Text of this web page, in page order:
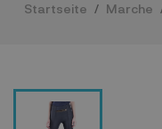
Startseite Marche